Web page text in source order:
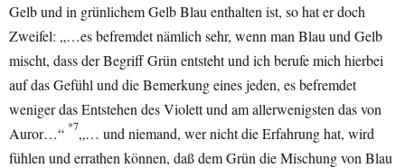
Gelb und in grünlichem Gelb Blau enthalten ist, so hat er doch
Zweifel: „…es befremdet nämlich sehr, wenn man Blau und Gelb
mischt, dass der Begriff Grün entsteht und ich berufe mich hierbei
auf das Gefühl und die Bemerkung eines jeden, es befremdet
weniger das Entstehen des Violett und am allerwenigsten das von
Auror…“ *7„… und niemand, wer nicht die Erfahrung hat, wird
fühlen und errathen können, daß dem Grün die Mischung von Blau